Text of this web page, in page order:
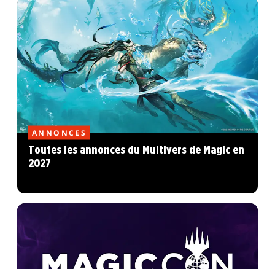
ANNONCES
Toutes les annonces du Multivers de Magic en
2027